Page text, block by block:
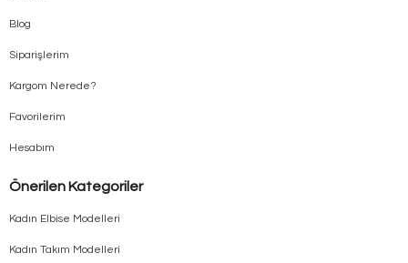
Blog
Siparişlerim
Kargom Nerede?
Favorilerim
Hesabım
Önerilen Kategoriler
Kadın Elbise Modelleri
Kadın Takım Modelleri